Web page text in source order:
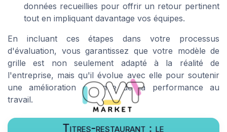
données recueillies pour offrir un retour pertinent
tout en impliquant davantage vos équipes.
En incluant ces étapes dans votre processus
d'évaluation, vous garantissez que votre modèle de
grille est non seulement adapté à la réalité de
l'entreprise, mais qu'il évolue avec elle pour soutenir
une amélioration continue de la performance au
travail.
Titres-restaurant : le